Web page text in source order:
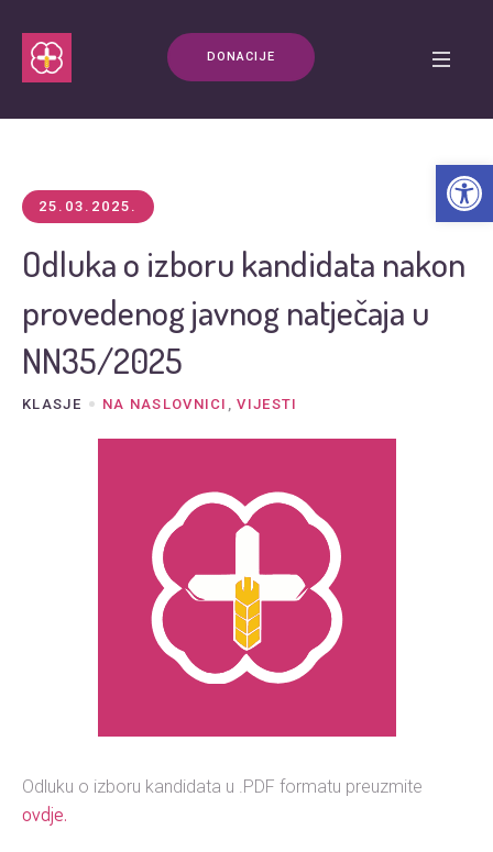
DONACIJE
25.03.2025.
Odluka o izboru kandidata nakon
provedenog javnog natječaja u
NN35/2025
KLASJE NA NASLOVNICI ,VIJESTI
Odluku o izboru kandidata u .PDF formatu preuzmite
ovdje.